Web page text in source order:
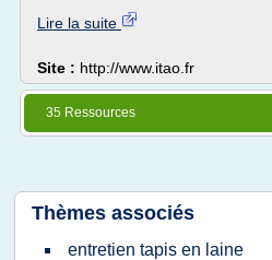
Lire la suite
Site : http://www.itao.fr
35 Ressources
Thèmes associés
entretien tapis en laine